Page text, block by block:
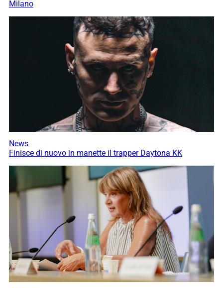
Milano
News
Finisce di nuovo in manette il trapper Daytona KK